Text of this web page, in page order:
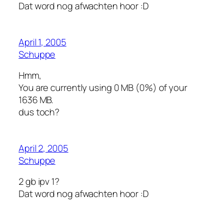
Dat word nog afwachten hoor :D
April 1, 2005
Schuppe
Hmm,
You are currently using 0 MB (0%) of your
1636 MB.
dus toch?
April 2, 2005
Schuppe
2 gb ipv 1?
Dat word nog afwachten hoor :D